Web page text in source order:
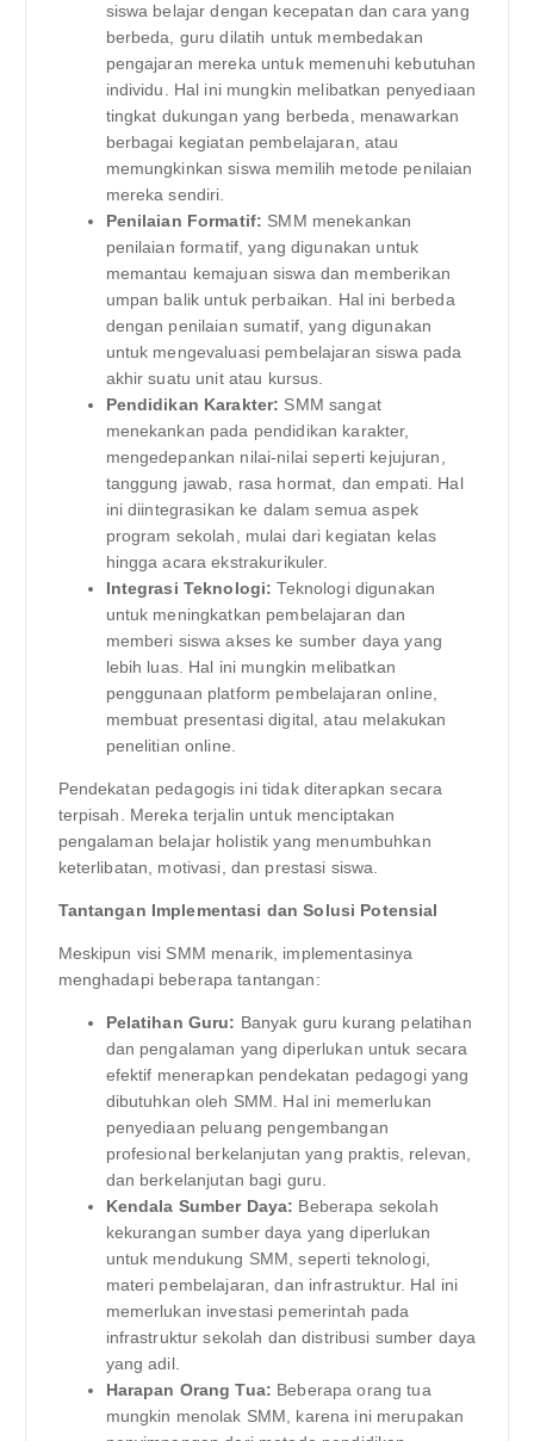
siswa belajar dengan kecepatan dan cara yang
berbeda, guru dilatih untuk membedakan
pengajaran mereka untuk memenuhi kebutuhan
individu. Hal ini mungkin melibatkan penyediaan
tingkat dukungan yang berbeda, menawarkan
berbagai kegiatan pembelajaran, atau
memungkinkan siswa memilih metode penilaian
mereka sendiri.
Penilaian Formatif: SMM menekankan
penilaian formatif, yang digunakan untuk
memantau kemajuan siswa dan memberikan
umpan balik untuk perbaikan. Hal ini berbeda
dengan penilaian sumatif, yang digunakan
untuk mengevaluasi pembelajaran siswa pada
akhir suatu unit atau kursus.
Pendidikan Karakter: SMM sangat
menekankan pada pendidikan karakter,
mengedepankan nilai-nilai seperti kejujuran,
tanggung jawab, rasa hormat, dan empati. Hal
ini diintegrasikan ke dalam semua aspek
program sekolah, mulai dari kegiatan kelas
hingga acara ekstrakurikuler.
Integrasi Teknologi: Teknologi digunakan
untuk meningkatkan pembelajaran dan
memberi siswa akses ke sumber daya yang
lebih luas. Hal ini mungkin melibatkan
penggunaan platform pembelajaran online,
membuat presentasi digital, atau melakukan
penelitian online.
Pendekatan pedagogis ini tidak diterapkan secara
terpisah. Mereka terjalin untuk menciptakan
pengalaman belajar holistik yang menumbuhkan
keterlibatan, motivasi, dan prestasi siswa.
Tantangan Implementasi dan Solusi Potensial
Meskipun visi SMM menarik, implementasinya
menghadapi beberapa tantangan:
Pelatihan Guru: Banyak guru kurang pelatihan
dan pengalaman yang diperlukan untuk secara
efektif menerapkan pendekatan pedagogi yang
dibutuhkan oleh SMM. Hal ini memerlukan
penyediaan peluang pengembangan
profesional berkelanjutan yang praktis, relevan,
dan berkelanjutan bagi guru.
Kendala Sumber Daya: Beberapa sekolah
kekurangan sumber daya yang diperlukan
untuk mendukung SMM, seperti teknologi,
materi pembelajaran, dan infrastruktur. Hal ini
memerlukan investasi pemerintah pada
infrastruktur sekolah dan distribusi sumber daya
yang adil.
Harapan Orang Tua: Beberapa orang tua
mungkin menolak SMM, karena ini merupakan